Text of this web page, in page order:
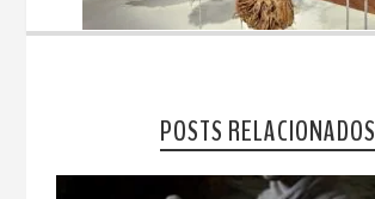
POSTS RELACIONADOS